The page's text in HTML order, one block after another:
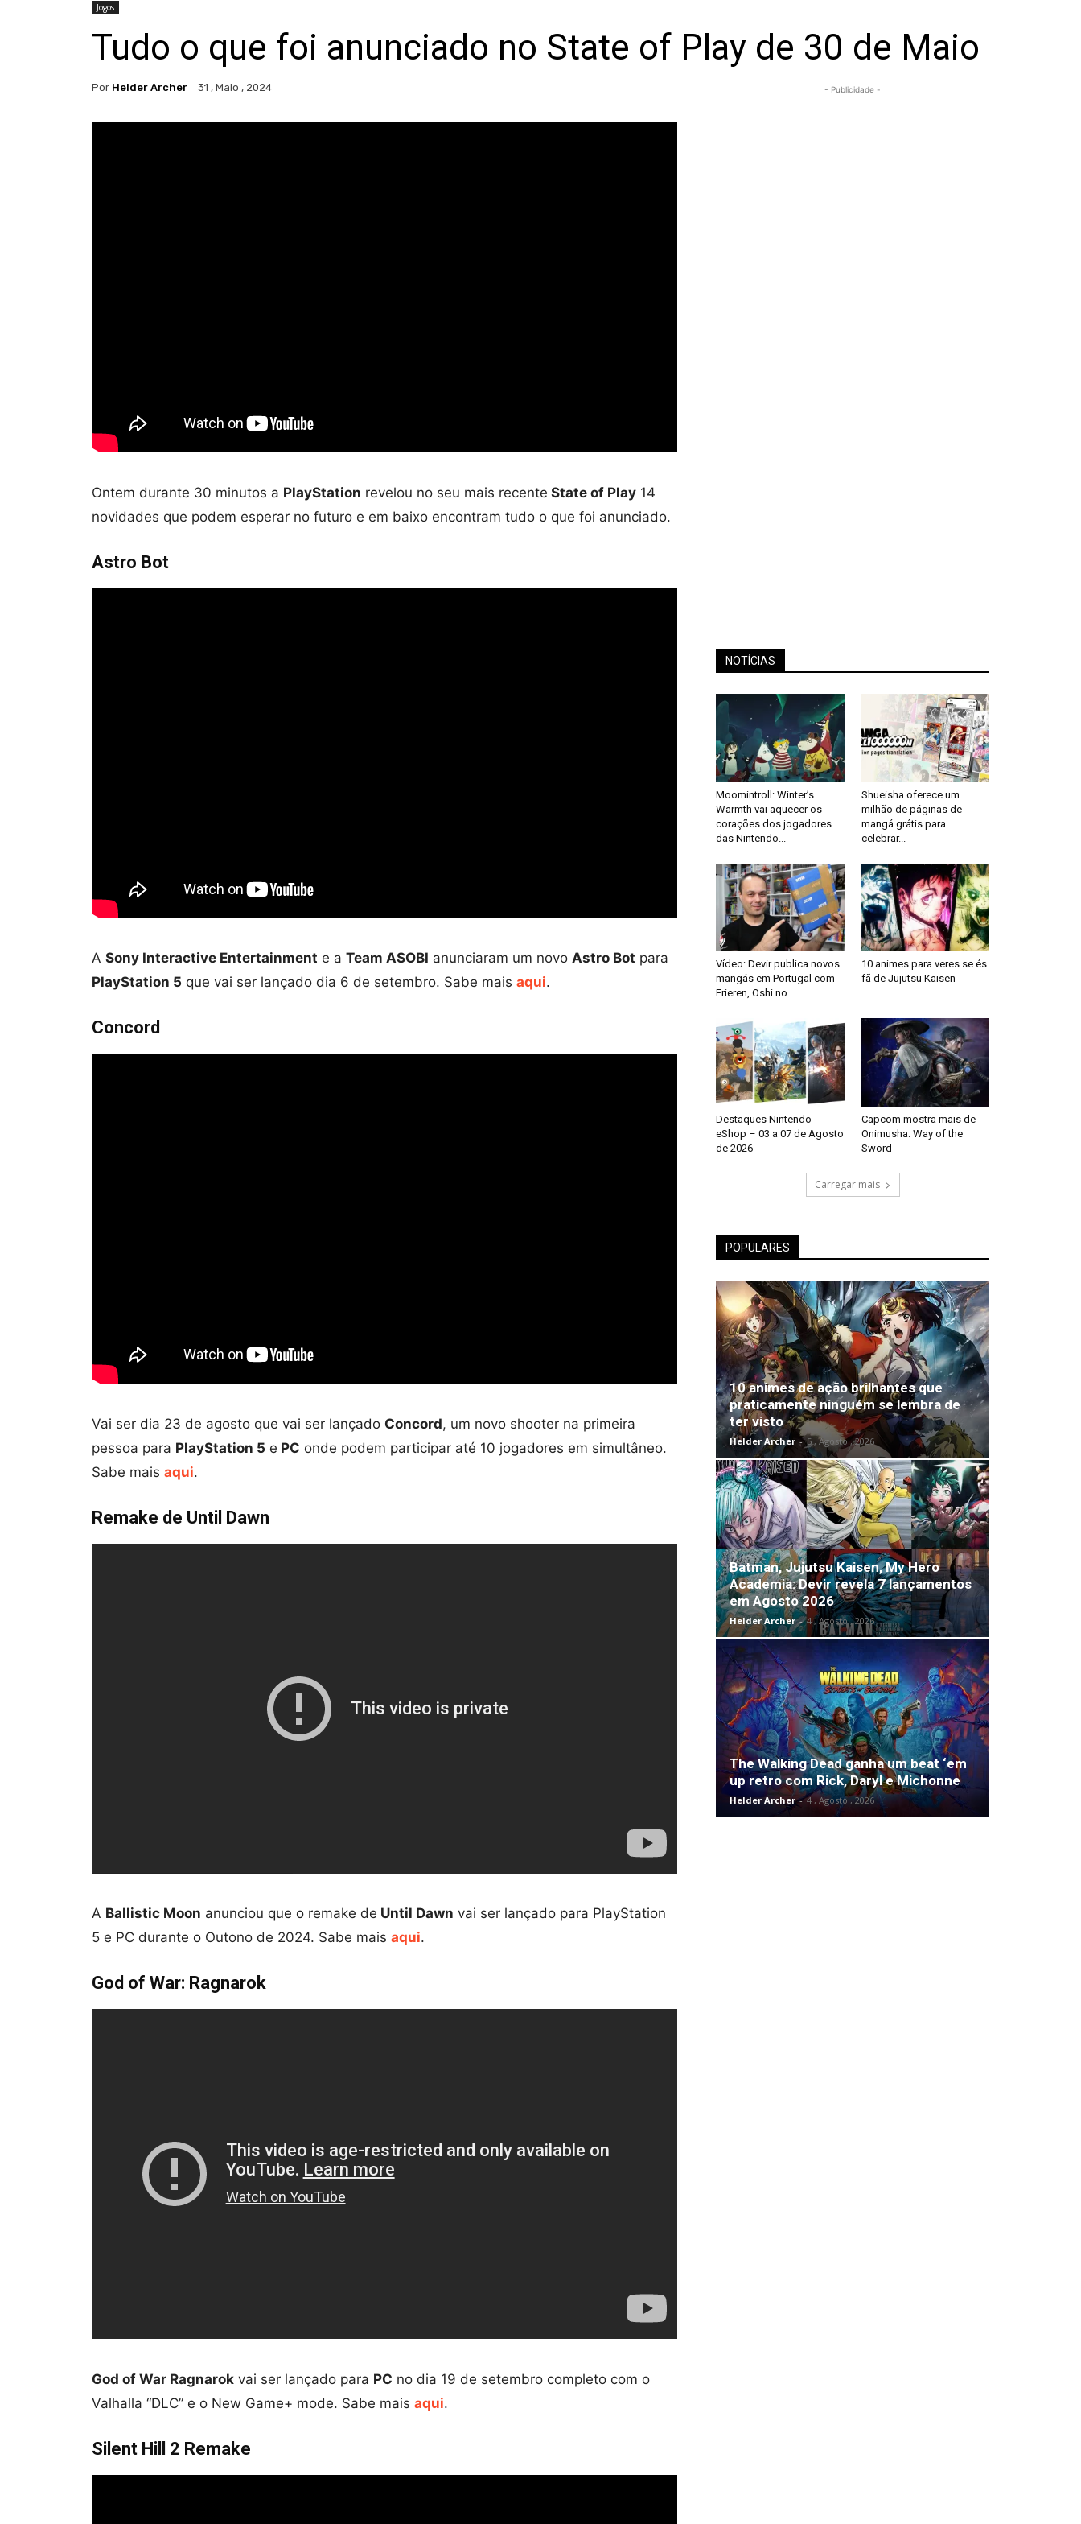
Jogos
Tudo o que foi anunciado no State of Play de 30 de Maio
Por Helder Archer 31 , Maio , 2024
Ontem durante 30 minutos a PlayStation revelou no seu mais recente State of Play 14
novidades que podem esperar no futuro e em baixo encontram tudo o que foi anunciado.
Astro Bot
A Sony Interactive Entertainment e a Team ASOBI anunciaram um novo Astro Bot para
PlayStation 5 que vai ser lançado dia 6 de setembro. Sabe mais aqui.
Concord
Vai ser dia 23 de agosto que vai ser lançado Concord, um novo shooter na primeira
pessoa para PlayStation 5 e PC onde podem participar até 10 jogadores em simultâneo.
Sabe mais aqui.
Remake de Until Dawn
A Ballistic Moon anunciou que o remake de Until Dawn vai ser lançado para PlayStation
5 e PC durante o Outono de 2024. Sabe mais aqui.
God of War: Ragnarok
God of War Ragnarok vai ser lançado para PC no dia 19 de setembro completo com o
Valhalla “DLC” e o New Game+ mode. Sabe mais aqui.
Silent Hill 2 Remake
- Publicidade -
NOTÍCIAS
Moomintroll: Winter’s
Warmth vai aquecer os
corações dos jogadores
das Nintendo...
Shueisha oferece um
milhão de páginas de
mangá grátis para
celebrar...
Vídeo: Devir publica novos
mangás em Portugal com
Frieren, Oshi no...
10 animes para veres se és
fã de Jujutsu Kaisen
Destaques Nintendo
eShop – 03 a 07 de Agosto
de 2026
Capcom mostra mais de
Onimusha: Way of the
Sword
Carregar mais
POPULARES
10 animes de ação brilhantes que
praticamente ninguém se lembra de
ter visto
Helder Archer - 5 , Agosto , 2026
Batman, Jujutsu Kaisen, My Hero
Academia: Devir revela 7 lançamentos
em Agosto 2026
Helder Archer - 4 , Agosto , 2026
The Walking Dead ganha um beat ‘em
up retro com Rick, Daryl e Michonne
Helder Archer - 4 , Agosto , 2026